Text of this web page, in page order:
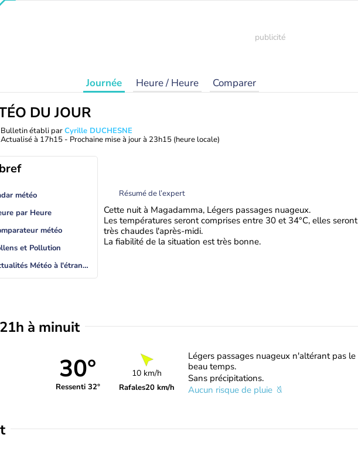
Journée Heure / Heure Comparer
DU JOUR
Bulletin établi parCyrille DUCHESNE
Actualisé à 17h15 - Prochaine mise à jour à 23h15 (heure locale)
météo
par Heure
météo
et Pollution
Actualités Météo à l'étranger
Résumé de l’expert
Cette nuit à Magadamma, Légers passages nuageux.
Les températures seront comprises entre 30 et 34°C, elles seront
très chaudes l'après-midi.
La fiabilité de la situation est très bonne.
à minuit
30°
Ressenti 32°
10 km/h
Rafales20 km/h
Légers passages nuageux n'altérant pas le
beau temps.
Sans précipitations.
Aucun risque de pluie